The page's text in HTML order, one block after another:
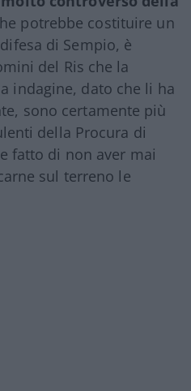
potrebbe costituire un
di Sempio, è
del Ris che la
indagine, dato che li ha
sono certamente più
della Procura di
fatto di non aver mai
sul terreno le